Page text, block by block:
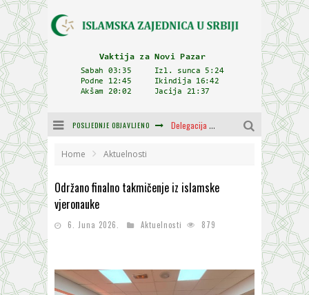
POSLJEDNJE OBJAVLJENO Zulum se kida kada je najdeblji
Home Aktuelnosti
Održano finalno takmičenje iz islamske
vjeronauke
6. Juna 2026. Aktuelnosti 879